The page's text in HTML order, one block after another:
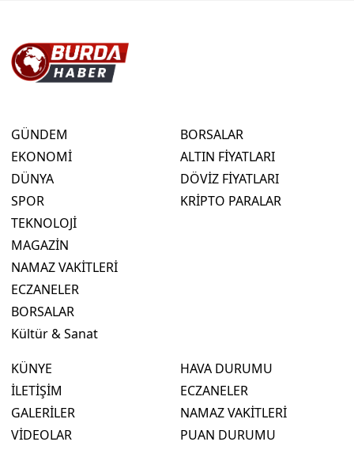
GÜNDEM
EKONOMİ
DÜNYA
SPOR
TEKNOLOJİ
MAGAZİN
NAMAZ VAKİTLERİ
ECZANELER
BORSALAR
Kültür & Sanat
BORSALAR
ALTIN FİYATLARI
DÖVİZ FİYATLARI
KRİPTO PARALAR
KÜNYE
İLETİŞİM
GALERİLER
VİDEOLAR
HAVA DURUMU
ECZANELER
NAMAZ VAKİTLERİ
PUAN DURUMU